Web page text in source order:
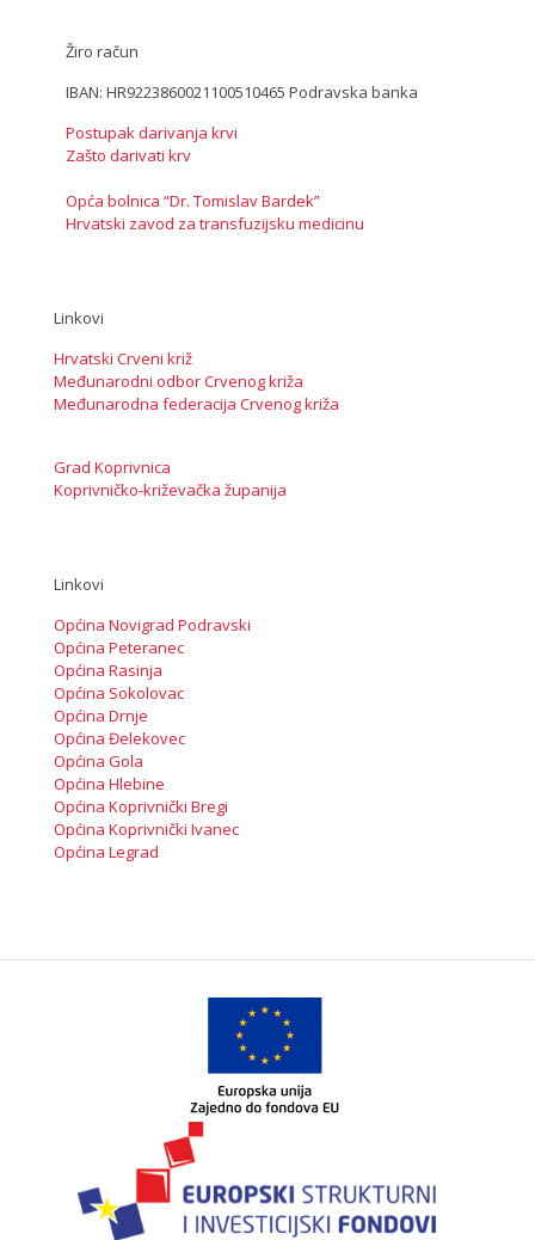
Žiro račun
IBAN: HR9223860021100510465 Podravska banka
Postupak darivanja krvi
Zašto darivati krv
Opća bolnica “Dr. Tomislav Bardek”
Hrvatski zavod za transfuzijsku medicinu
Linkovi
Hrvatski Crveni križ
Međunarodni odbor Crvenog križa
Međunarodna federacija Crvenog križa
Grad Koprivnica
Koprivničko-križevačka županija
Linkovi
Općina Novigrad Podravski
Općina Peteranec
Općina Rasinja
Općina Sokolovac
Općina Drnje
Općina Đelekovec
Općina Gola
Općina Hlebine
Općina Koprivnički Bregi
Općina Koprivnički Ivanec
Općina Legrad